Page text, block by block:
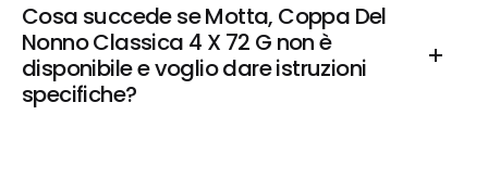
Cosa succede se Motta, Coppa Del
Nonno Classica 4 X 72 G non è
disponibile e voglio dare istruzioni
specifiche?